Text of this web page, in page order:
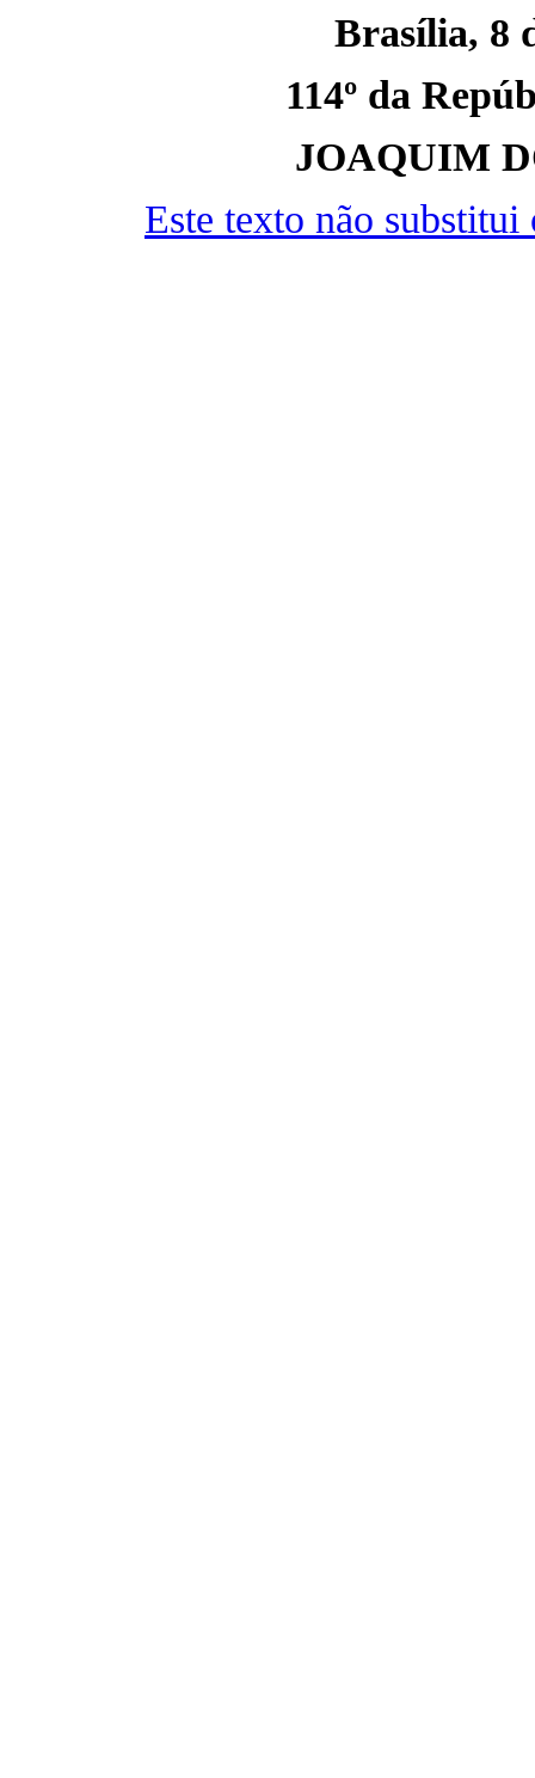
Brasília, 8
114º da
JOAQUIM
Este texto não